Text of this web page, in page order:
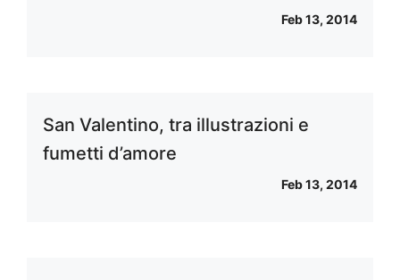
Feb 13, 2014
San Valentino, tra illustrazioni e
fumetti d’amore
Feb 13, 2014